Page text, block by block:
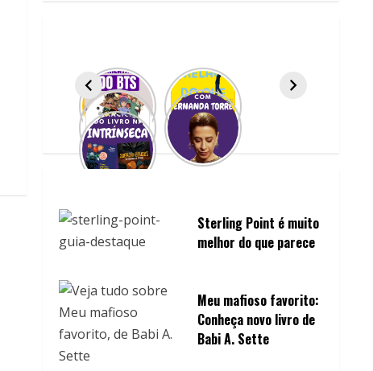
Sterling Point é muito
melhor do que parece
Meu mafioso favorito:
Conheça novo livro de
Babi A. Sette